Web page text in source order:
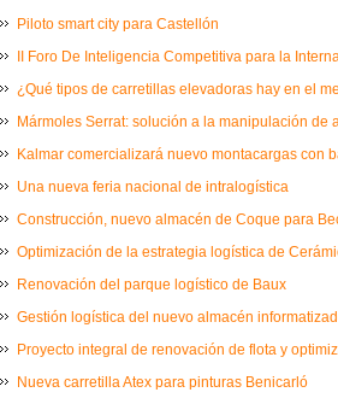
Piloto smart city para Castellón
II Foro De Inteligencia Competitiva para la
¿Qué tipos de carretillas elevadoras hay en el
Mármoles Serrat: solución a la manipulación de
Kalmar comercializará nuevo montacargas con
Una nueva feria nacional de intralogística
Construcción, nuevo almacén de Coque para
Optimización de la estrategia logística de
Renovación del parque logístico de Baux
Gestión logística del nuevo almacén
Proyecto integral de renovación de flota y
Nueva carretilla Atex para pinturas Benicarló